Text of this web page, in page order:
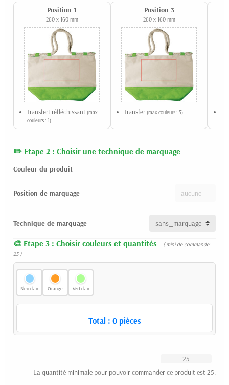
Position 1
260 x 160 mm
Transfert réfléchissant (max
couleurs : 1)
Position 3
260 x 160 mm
Transfer (max couleurs : 5)
Etape 2 : Choisir une technique de marquage
Couleur du produit
Position de marquage
Technique de marquage
Etape 3 : Choisir couleurs et quantités
( mini de commande:
25 )
Bleu clair Orange Vert clair
Total : 0pièces
La quantité minimale pour pouvoir commander ce produit est 25.